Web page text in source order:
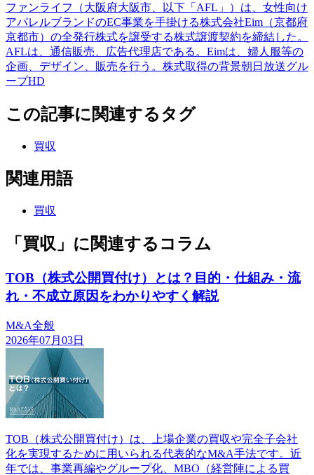
ファンライフ（大阪府大阪市、以下「AFL」）は、女性向け
アパレルブランドのEC事業を手掛ける株式会社Eim（京都府
京都市）の全発行株式を譲受する株式譲渡契約を締結した。
AFLは、通信販売、広告代理店である。Eimは、婦人服等の
企画、デザイン、販売を行う。株式取得の背景朝日放送グル
ープHD
この記事に関連するタグ
買収
関連用語
買収
「買収」に関連するコラム
TOB（株式公開買付け）とは？目的・仕組み・流
れ・不成立原因をわかりやすく解説
M&A全般
2026年07月03日
TOB（株式公開買付け）は、上場企業の買収や完全子会社
化を実現するために用いられる代表的なM&A手法です。近
年では、事業再編やグループ化、MBO（経営陣による買